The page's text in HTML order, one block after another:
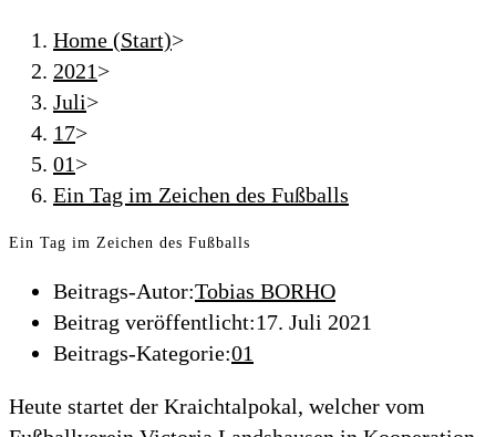
Home (Start)>
2021>
Juli>
17>
01>
Ein Tag im Zeichen des Fußballs
Ein Tag im Zeichen des Fußballs
Beitrags-Autor:Tobias BORHO
Beitrag veröffentlicht:17. Juli 2021
Beitrags-Kategorie:01
Heute startet der Kraichtalpokal, welcher vom